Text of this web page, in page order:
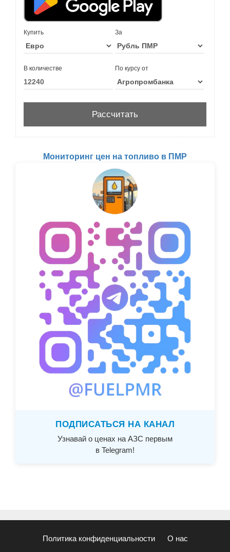
Купить За
В количестве По курсу от
Мониторинг цен на топливо в ПМР
ПОДПИСАТЬСЯ НА КАНАЛ
Узнавай о ценах на АЗС первым
в Telegram!
Политика конфиденциальности О нас